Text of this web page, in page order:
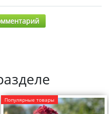
Популярные товары